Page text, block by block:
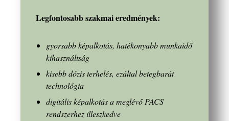
Legfontosabb szakmai eredmények:
gyorsabb képalkotás, hatékonyabb munkaidő
kihasználtság
kisebb dózis terhelés, ezáltal betegbarát
technológia
digitális képalkotás a meglévő PACS
rendszerhez illeszkedve